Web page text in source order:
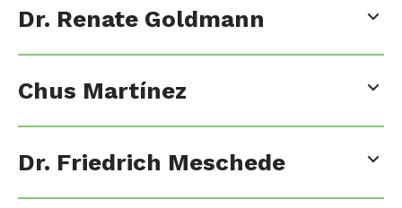
Dr. Renate Goldmann
Chus Martínez
Dr. Friedrich Meschede